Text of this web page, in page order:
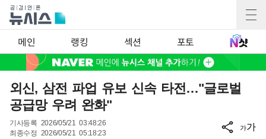
메인 랭킹 섹션 포토
외신, 삼전 파업 유보 신속 타전…"글로벌
공급망 우려 완화"
기사등록 2026/05/21 03:48:26
최종수정 2026/05/21 05:18:23
가가